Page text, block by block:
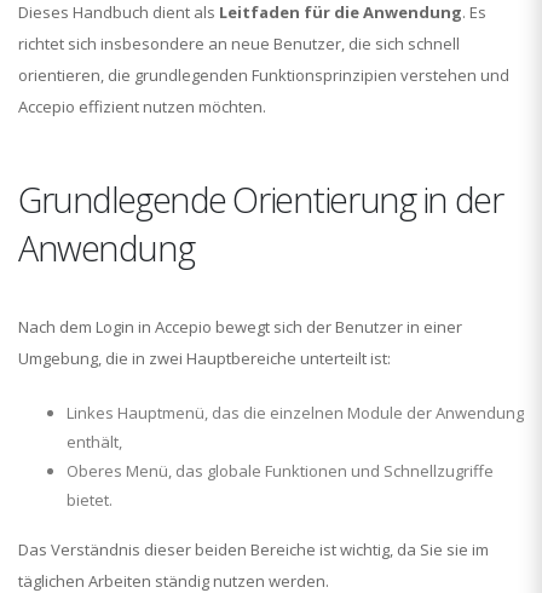
Dieses Handbuch dient als Leitfaden für die Anwendung. Es
richtet sich insbesondere an neue Benutzer, die sich schnell
orientieren, die grundlegenden Funktionsprinzipien verstehen und
Accepio effizient nutzen möchten.
Grundlegende Orientierung in der
Anwendung
Nach dem Login in Accepio bewegt sich der Benutzer in einer
Umgebung, die in zwei Hauptbereiche unterteilt ist:
Linkes Hauptmenü, das die einzelnen Module der Anwendung
enthält,
Oberes Menü, das globale Funktionen und Schnellzugriffe
bietet.
Das Verständnis dieser beiden Bereiche ist wichtig, da Sie sie im
täglichen Arbeiten ständig nutzen werden.